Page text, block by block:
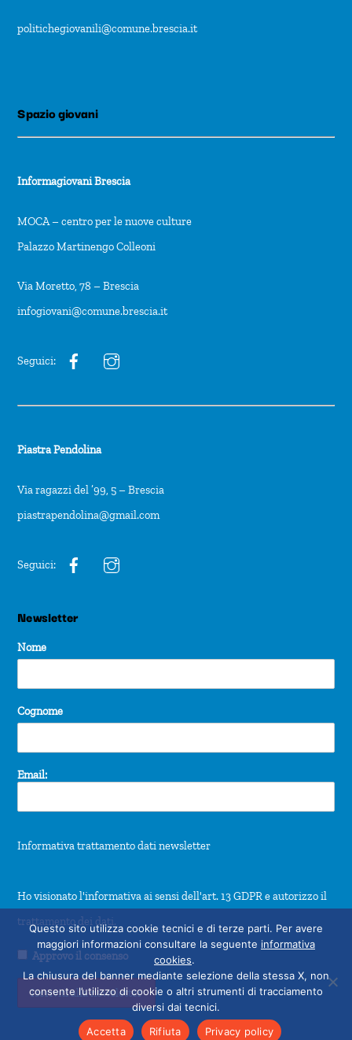
politichegiovanili@comune.brescia.it
Spazio giovani
Informagiovani Brescia
MOCA – centro per le nuove culture
Palazzo Martinengo Colleoni
Via Moretto, 78 – Brescia
infogiovani@comune.brescia.it
Seguici:
Piastra Pendolina
Via ragazzi del ’99, 5 – Brescia
piastrapendolina@gmail.com
Seguici:
Newsletter
Nome
Cognome
Email:
Informativa trattamento dati newsletter
Ho visionato l'informativa ai sensi dell'art. 13 GDPR e autorizzo il
trattamento dei dati.
Approvo il consenso
Questo sito utilizza cookie tecnici e di terze parti. Per avere
maggiori informazioni consultare la seguente informativa
cookies.
La chiusura del banner mediante selezione della stessa X, non
consente l’utilizzo di cookie o altri strumenti di tracciamento
diversi dai tecnici.
Accetta
Rifiuta Privacy policy